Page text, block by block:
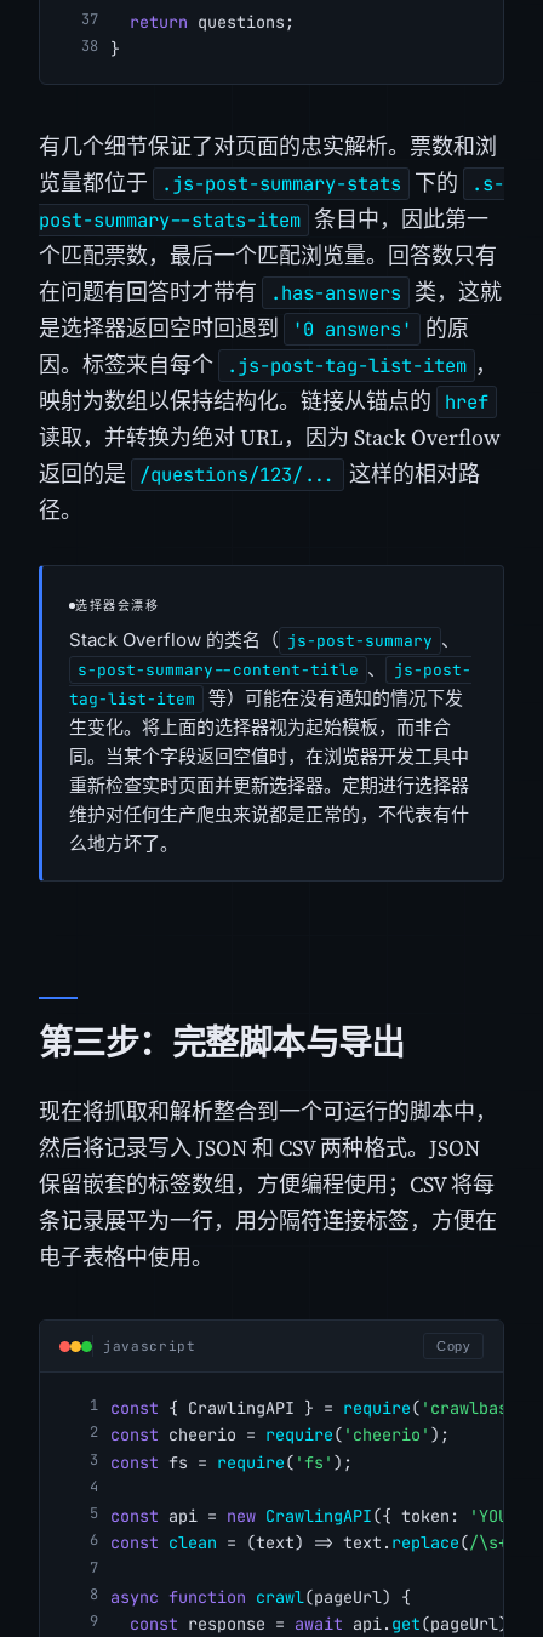
return questions;
}
有几个细节保证了对页面的忠实解析。票数和浏
览量都位于
.js-post-summary-stats 下的
.s-
post-summary--stats-item 条目中，因此第一
个匹配票数，最后一个匹配浏览量。回答数只有
在问题有回答时才带有
.has-answers
类，这就
是选择器返回空时回退到
'0 answers'
的原
因。标签来自每个
.js-post-tag-list-item ，
映射为数组以保持结构化。链接从锚点的
href
读取，并转换为绝对 URL，因为 Stack Overflow
返回的是
/questions/123/...
这样的相对路
径。
选择器会漂移
Stack Overflow 的类名（ js-post-summary 、
s-post-summary--content-title 、
js-post-
tag-list-item
等）可能在没有通知的情况下发
生变化。将上面的选择器视为起始模板，而非合
同。当某个字段返回空值时，在浏览器开发工具中
重新检查实时页面并更新选择器。定期进行选择器
维护对任何生产爬虫来说都是正常的，不代表有什
么地方坏了。
第三步：完整脚本与导出
现在将抓取和解析整合到一个可运行的脚本中，
然后将记录写入 JSON 和 CSV 两种格式。JSON
保留嵌套的标签数组，方便编程使用；CSV 将每
条记录展平为一行，用分隔符连接标签，方便在
电子表格中使用。
javascript Copy
const { CrawlingAPI } = require( 'crawlbase'
const cheerio = require( 'cheerio' );
const fs = require( 'fs' );
const api = new CrawlingAPI({ token:
const clean = (text) => text. replace(/\s+/g
async function crawl(pageUrl) {
const response = await api. get(pageUrl);